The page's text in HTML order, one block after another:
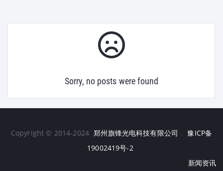
Sorry, no posts were found
Copyright © 2014-2024 郑州旗锋光电科技有限公司 . 豫ICP备
19002419号-2
新闻资讯